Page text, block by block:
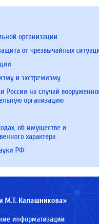
организации
от чрезвычайных
и экстремизму
России на случай
организацию
об имуществе и
характера
РФ
М.Т. Калашникова»
информатизации